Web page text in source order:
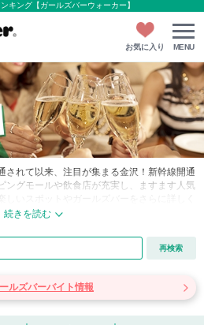
キング【ガールズバーウォーカー】
お気に入り MENU
されて以来、注目が集まる金沢！新幹線開通
ングモールや飲食店が充実し、ますます人気
あり、ひとつは香林坊・片町・竪町エリア、
リアです。近年は金沢駅の周辺の開発が進
できます。また、片町はキャバクラやガール
たいおすすめのエリアになります。金沢駅周
が、夜の飲み歩きたい方は片町周辺のホテル
再検索
ルズバーバイト情報